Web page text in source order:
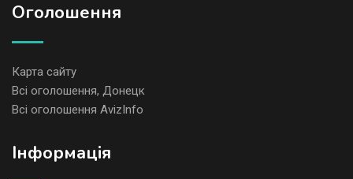
Оголошення
Карта сайту
Всі оголошення, Донецк
Всі оголошення AvizInfo
Iнформація